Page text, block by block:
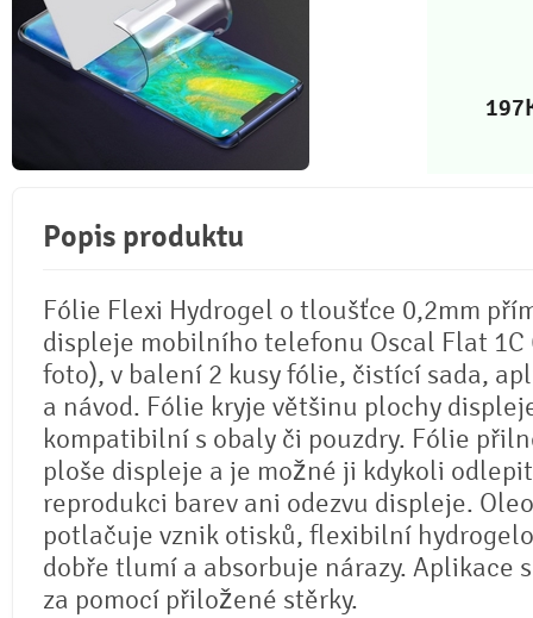
197
Popis produktu
Fólie Flexi Hydrogel o tloušťce 0,2mm
displeje mobilního telefonu Oscal Flat
foto), v balení 2 kusy fólie, čistící sada,
a návod. Fólie kryje většinu plochy
kompatibilní s obaly či pouzdry. Fólie
ploše displeje a je možné ji kdykoli
reprodukci barev ani odezvu displeje.
potlačuje vznik otisků, flexibilní
dobře tlumí a absorbuje nárazy. Aplikace
za pomocí přiložené stěrky.